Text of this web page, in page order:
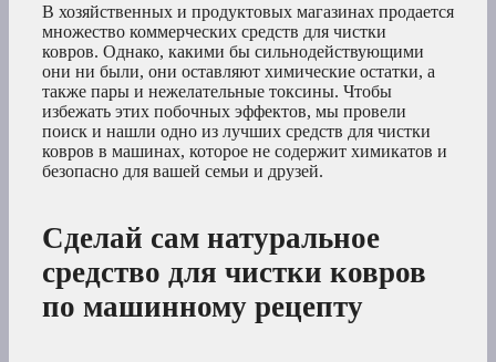
В хозяйственных и продуктовых магазинах продается
множество коммерческих средств для чистки
ковров. Однако, какими бы сильнодействующими
они ни были, они оставляют химические остатки, а
также пары и нежелательные токсины. Чтобы
избежать этих побочных эффектов, мы провели
поиск и нашли одно из лучших средств для чистки
ковров в машинах, которое не содержит химикатов и
безопасно для вашей семьи и друзей.
Сделай сам натуральное
средство для чистки ковров
по машинному рецепту